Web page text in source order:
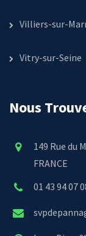
Villiers-sur-
Vitry-sur-Seine
Nous
149 Rue du
FRANCE
01 43 94 07